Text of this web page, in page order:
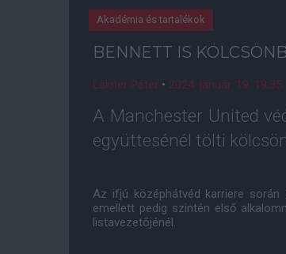
Akadémia és tartalékok
BENNETT IS
Lakner Péter • 2024. január. 19. 19:35
A Manchester United
együttesénél tölti
Az ifjú középhátvéd karriere
emellett pedig szintén első
listavezetőjénél.